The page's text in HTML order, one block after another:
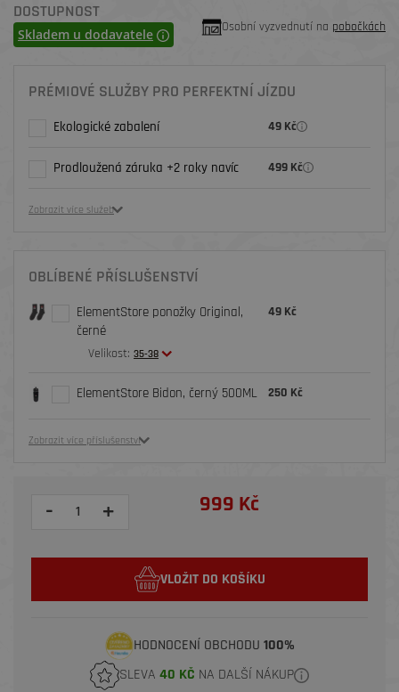
DOSTUPNOST
Skladem u dodavatele Osobní vyzvednutí na pobočkách
PRÉMIOVÉ SLUŽBY PRO PERFEKTNÍ JÍZDU
Ekologické zabalení 49 Kč
Prodloužená záruka +2 roky navíc 499 Kč
Zobrazit více služeb
OBLÍBENÉ PŘÍSLUŠENSTVÍ
ElementStore ponožky Original,
černé
Velikost: 35-38
49 Kč
ElementStore Bidon, černý 500ML 250 Kč
Zobrazit více příslušenství
- + 999 Kč
VLOŽIT DO KOŠÍKU
HODNOCENÍ OBCHODU 100%
SLEVA 40 KČ NA DALŠÍ NÁKUP